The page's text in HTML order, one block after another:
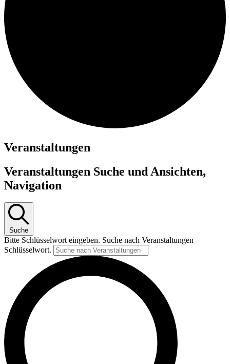
Veranstaltungen
Veranstaltungen Suche und Ansichten,
Navigation
Suche
Bitte Schlüsselwort eingeben. Suche nach Veranstaltungen
Schlüsselwort.